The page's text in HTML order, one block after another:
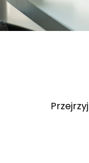
Przejrzyj